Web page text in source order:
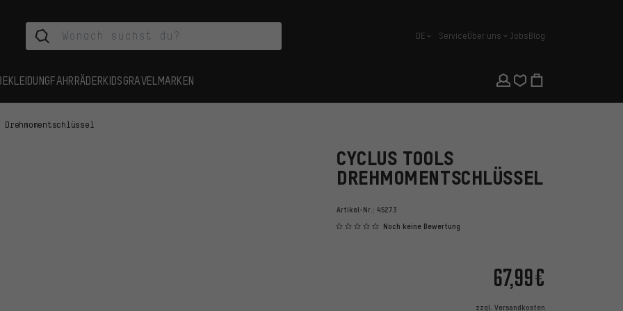
Deutsch
DE ServiceÜber uns JobsBlog
FAHRRÄDERKIDSGRAVEL MARKEN
Drehmomentschlüssel
CYCLUS TOOLS
DREHMOMENTSCHLÜSSEL
Artikel-Nr.: 45273
Noch keine Bewertung
67,99€
zzgl. Versandkosten